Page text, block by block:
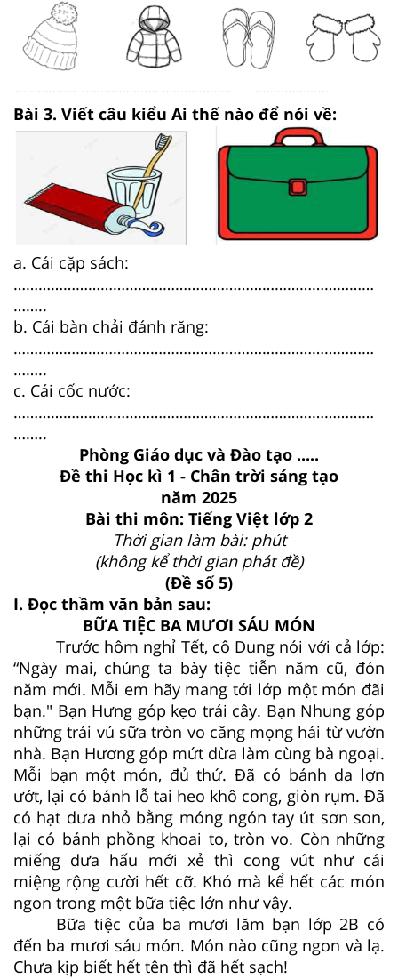
Bài 3. Viết câu kiểu Ai thế nào để nói về:
a. Cái cặp sách:
……………………………………………………………………………
……..
b. Cái bàn chải đánh răng:
……………………………………………………………………………
……..
c. Cái cốc nước:
……………………………………………………………………………
……..
Phòng Giáo dục và Đào tạo .....
Đề thi Học kì 1 - Chân trời sáng tạo
năm 2025
Bài thi môn: Tiếng Việt lớp 2
Thời gian làm bài: phút
(không kể thời gian phát đề)
(Đề số 5)
I. Đọc thầm văn bản sau:
BỮA TIỆC BA MƯƠI SÁU MÓN
Trước hôm nghỉ Tết, cô Dung nói với cả lớp:
“Ngày mai, chúng ta bày tiệc tiễn năm cũ, đón
năm mới. Mỗi em hãy mang tới lớp một món đãi
bạn." Bạn Hưng góp kẹo trái cây. Bạn Nhung góp
những trái vú sữa tròn vo căng mọng hái từ vườn
nhà. Bạn Hương góp mứt dừa làm cùng bà ngoại.
Mỗi bạn một món, đủ thứ. Đã có bánh da lợn
ướt, lại có bánh lỗ tai heo khô cong, giòn rụm. Đã
có hạt dưa nhỏ bằng móng ngón tay út sơn son,
lại có bánh phồng khoai to, tròn vo. Còn những
miếng dưa hấu mới xẻ thì cong vút như cái
miệng rộng cười hết cỡ. Khó mà kể hết các món
ngon trong một bữa tiệc lớn như vậy.
Bữa tiệc của ba mươi lăm bạn lớp 2B có
đến ba mươi sáu món. Món nào cũng ngon và lạ.
Chưa kịp biết hết tên thì đã hết sạch!